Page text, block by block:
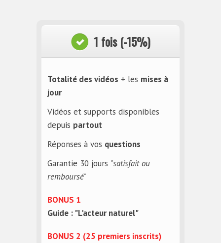
1 fois (-15%)
Totalité des vidéos + les mises à
jour
Vidéos et supports disponibles
depuis partout
Réponses à vos questions
Garantie 30 jours "satisfait ou
remboursé"
BONUS 1
Guide : "L'acteur naturel"
BONUS 2 (25 premiers inscrits)